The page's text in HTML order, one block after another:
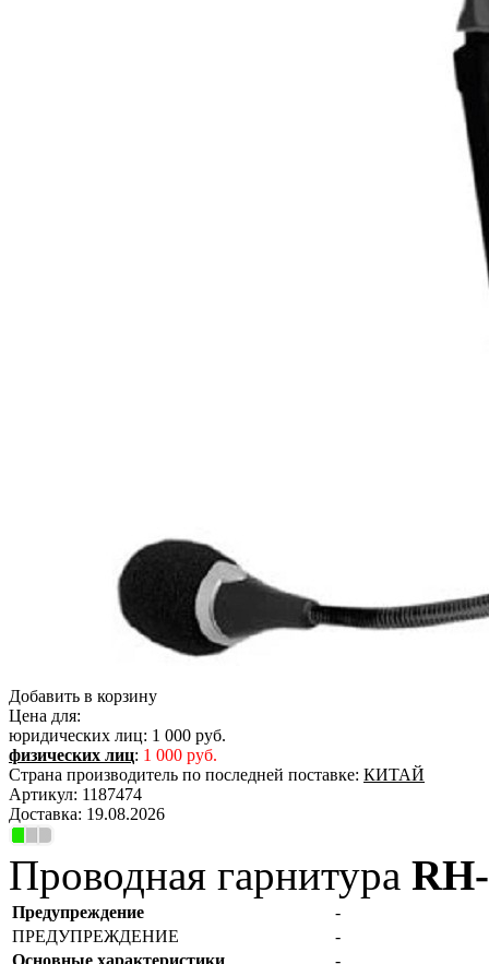
Добавить в корзину
Цена для:
юридических лиц: 1 000 руб.
физических лиц: 1 000 руб.
Страна производитель по последней поставке: КИТАЙ
Артикул: 1187474
Доставка: 19.08.2026
Проводная гарнитура
Предупреждение
-
ПРЕДУПРЕЖДЕНИЕ
-
Основные характеристики
-